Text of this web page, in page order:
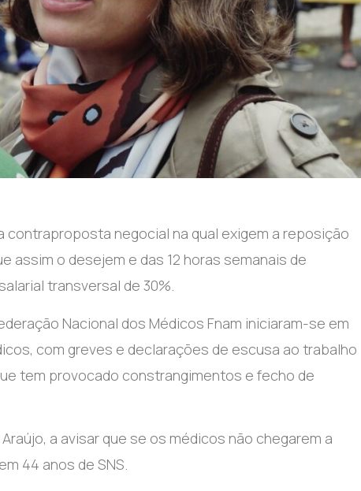
negocial na qual exigem a reposição
assim o desejem e das 12 horas semanais de
transversal de 30%.​​​​​​​
Nacional dos Médicos Fnam iniciaram-se em
com greves e declarações de escusa ao trabalho
tem provocado constrangimentos e fecho de
a avisar que se os médicos não chegarem a
44 anos de SNS.